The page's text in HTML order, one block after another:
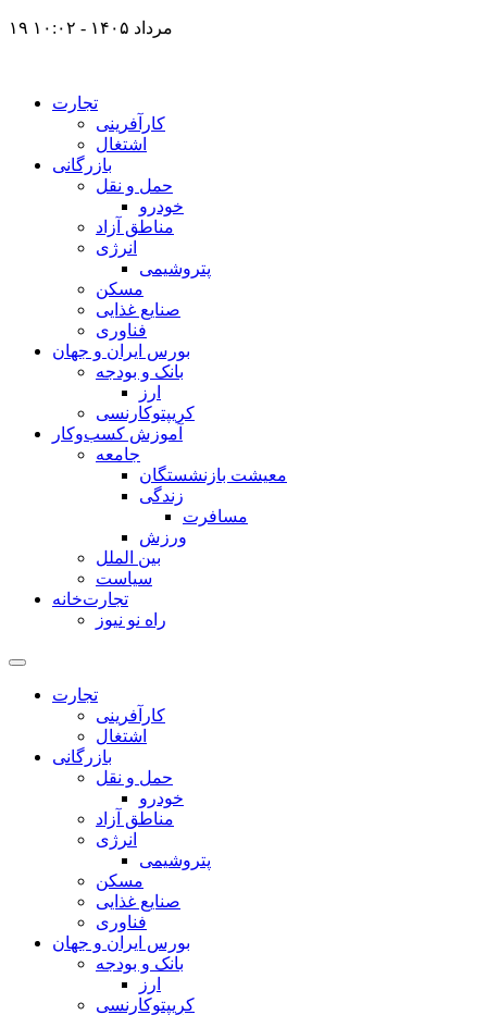
۱۹ مرداد ۱۴۰۵ - ۱۰:۰۲
تجارت
کارآفرینی
اشتغال
بازرگانی
حمل و نقل
خودرو
مناطق آزاد
انرژی
پتروشیمی
مسکن
صنایع غذایی
فناوری
بورس ایران و جهان
بانک و بودجه
ارز
کریپتوکارنسی
آموزش کسب‌وکار
جامعه
معیشت بازنشستگان
زندگی
مسافرت
ورزش
بین الملل
سیاست
تجارت‌خانه
راه نو نیوز
تجارت
کارآفرینی
اشتغال
بازرگانی
حمل و نقل
خودرو
مناطق آزاد
انرژی
پتروشیمی
مسکن
صنایع غذایی
فناوری
بورس ایران و جهان
بانک و بودجه
ارز
کریپتوکارنسی